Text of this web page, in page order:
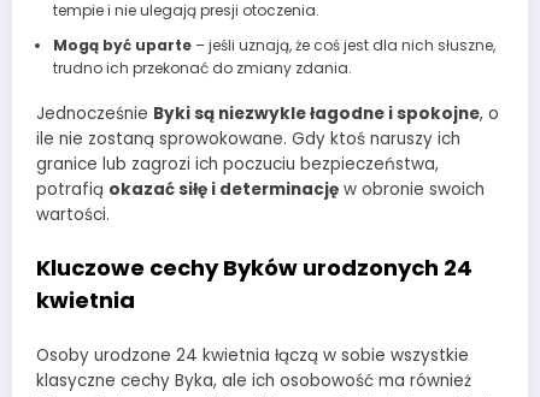
tempie i nie ulegają presji otoczenia.
Mogą być uparte– jeśli uznają, że coś jest dla nich słuszne,
trudno ich przekonać do zmiany zdania.
Jednocześnie Byki są niezwykle łagodne i spokojne, o
ile nie zostaną sprowokowane. Gdy ktoś naruszy ich
granice lub zagrozi ich poczuciu bezpieczeństwa,
potrafią okazać siłę i determinację w obronie swoich
wartości.
Kluczowe cechy Byków urodzonych 24
kwietnia
Osoby urodzone 24 kwietnia łączą w sobie wszystkie
klasyczne cechy Byka, ale ich osobowość ma również